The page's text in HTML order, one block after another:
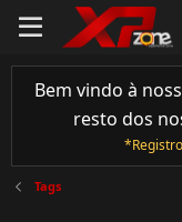
Bem vindo à
resto dos
Tags